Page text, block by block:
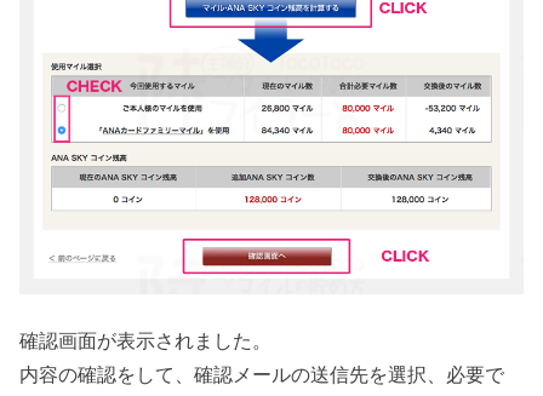
確認画面が表示されました。
内容の確認をして、確認メールの送信先を選択、必要で